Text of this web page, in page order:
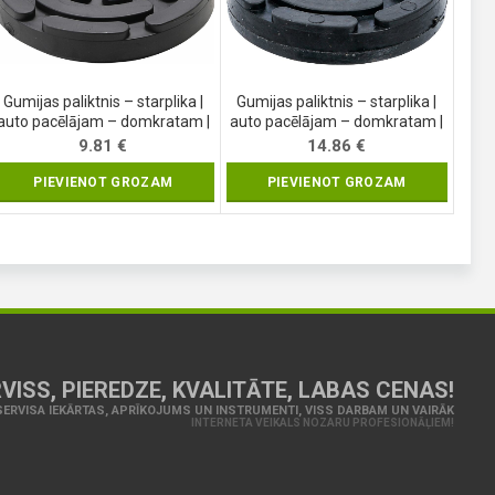
Gumijas paliktnis – starplika |
pacēlājam – domkratam |
Ø 140 mm (6477)
9.81€
PIEVIENOT GROZAM
Gumijas paliktnis – starplika |
auto pacēlājam – domkratam |
Ø 140 mm (6476-2)
14.86€
PIEVIENOT GROZAM
PIEREDZE, KVALITĀTE, LABAS CENAS!
IEKĀRTAS, APRĪKOJUMS UN INSTRUMENTI, VISS DARBAM UN VAIRĀK
INTERNETA VEIKALS NOZARU PROFESIONĀĻIEM!